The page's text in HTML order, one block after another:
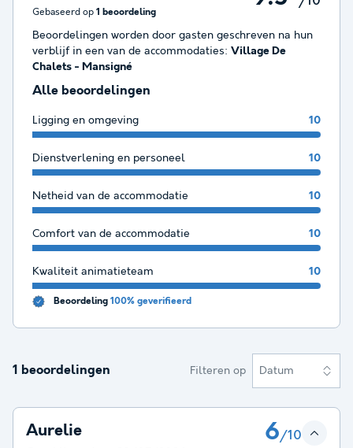
Gebaseerd op 1 beoordeling
Beoordelingen worden door gasten geschreven na hun
verblijf in een van de accommodaties: Village De
Chalets - Mansigné
Alle beoordelingen
Ligging en omgeving 10
Dienstverlening en personeel 10
Netheid van de accommodatie 10
Comfort van de accommodatie 10
Kwaliteit animatieteam 10
Beoordeling 100% geverifieerd
1 beoordelingen Filteren op Datum
Aurelie 6/10